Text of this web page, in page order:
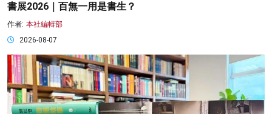
書展2026｜百無一用是書生？
作者: 本社編輯部
2026-08-07